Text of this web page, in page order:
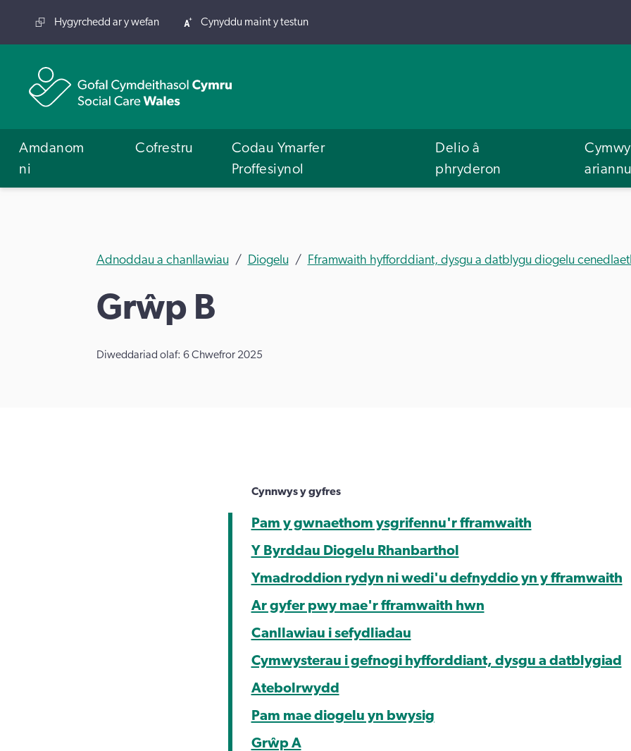
Hygyrchedd ar y wefan Cynyddu maint y testun
Amdanom
ni
Cofrestru
Codau Ymarfer
Proffesiynol
Delio â
phryderon
Adnoddau a chanllawiau Diogelu Fframwaith hyfforddiant, dysgu a datblygu diogelu
Grŵp B
Diweddariad olaf: 6 Chwefror 2025
Cynnwys y gyfres
Pam y gwnaethom ysgrifennu'r fframwaith
Y Byrddau Diogelu Rhanbarthol
Ymadroddion rydyn ni wedi'u defnyddio yn y fframwaith
Ar gyfer pwy mae'r fframwaith hwn
Canllawiau i sefydliadau
Cymwysterau i gefnogi hyfforddiant, dysgu a datblygiad
Atebolrwydd
Pam mae diogelu yn bwysig
Grŵp A